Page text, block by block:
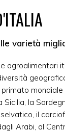
varietà
agroalimentari
primato
la
il
Arabi, al